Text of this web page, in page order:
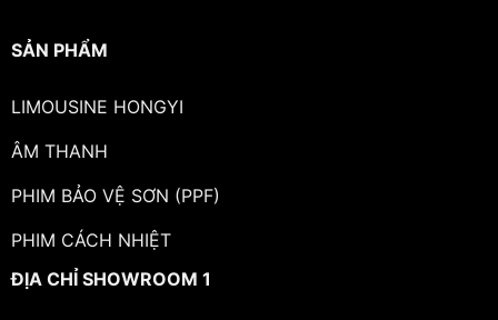
SẢN PHẨM
LIMOUSINE HONGYI
ÂM THANH
PHIM BẢO VỆ SƠN (PPF)
PHIM CÁCH NHIỆT
ĐỊA CHỈ SHOWROOM 1